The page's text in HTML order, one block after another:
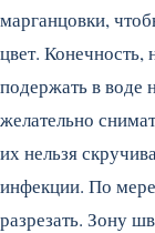
марганцовки,
цвет.
подержать в воде
желательно
их нельзя
инфекции. По
разрезать. Зону